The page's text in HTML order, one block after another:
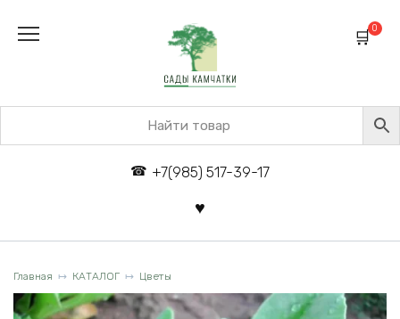
+7(985) 517-39-17
0
Главная КАТАЛОГ Цветы